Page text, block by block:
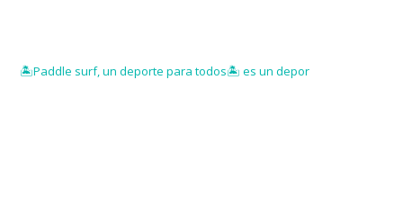
🏝️Paddle surf, un deporte para todos🏝️ es un depor